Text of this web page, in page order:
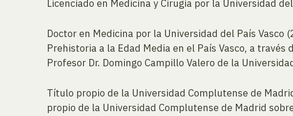
Licenciado en Medicina y Cirugía por la Universidad
Doctor en Medicina por la Universidad del País
Prehistoria a la Edad Media en el País Vasco, a
Profesor Dr. Domingo Campillo Valero de la
Título propio de la Universidad Complutense de
propio de la Universidad Complutense de Madrid